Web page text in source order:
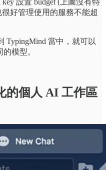
好管理使用的服務不能超
TypingMind 當中，就可以
模型。
的個人 AI 工作區